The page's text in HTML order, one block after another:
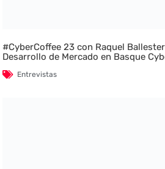
#CyberCoffee 23 con Raquel
Desarrollo de Mercado en Basque
Entrevistas